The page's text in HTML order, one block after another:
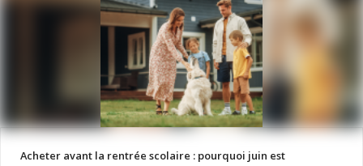
Acheter avant la rentrée scolaire : pourquoi juin est